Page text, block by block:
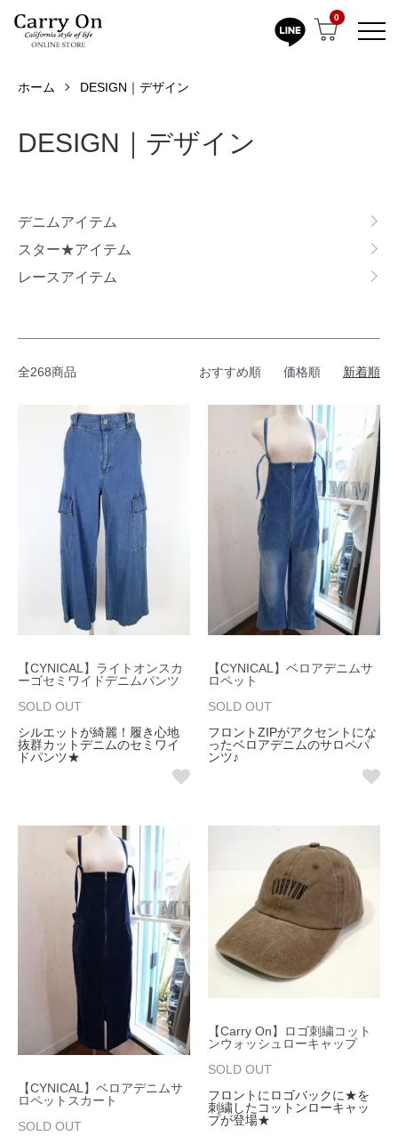
0
ホーム DESIGN｜デザイン
DESIGN｜デザイン
デニムアイテム
スター★アイテム
レースアイテム
全268商品 おすすめ順 価格順 新着順
【CYNICAL】ライトオンスカ
ーゴセミワイドデニムパンツ
SOLD OUT
シルエットが綺麗！履き心地
抜群カットデニムのセミワイ
ドパンツ★
【CYNICAL】ベロアデニムサ
ロペット
SOLD OUT
フロントZIPがアクセントにな
ったベロアデニムのサロペパ
ンツ♪
【CYNICAL】ベロアデニムサ
ロペットスカート
SOLD OUT
【Carry On】ロゴ刺繍コット
ンウォッシュローキャップ
SOLD OUT
フロントにロゴバックに★を
刺繍したコットンローキャッ
プが登場★